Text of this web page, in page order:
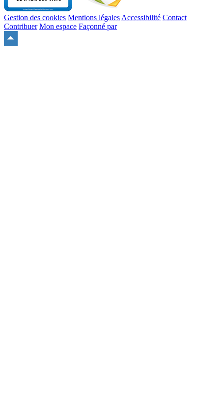
Gestion des cookies Mentions légales Accessibilité Contact
Contribuer Mon espace Façonné par